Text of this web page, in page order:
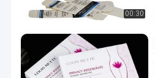
00:30